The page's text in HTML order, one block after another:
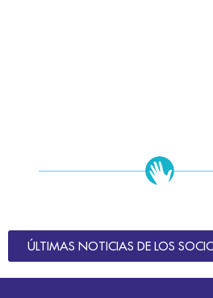
ÚLTIMAS NOTICIAS DE LOS